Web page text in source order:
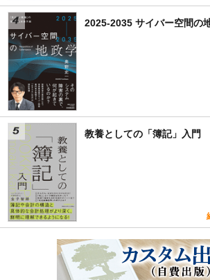
2025-2035 サイバー空間の
教養としての「簿記」入門